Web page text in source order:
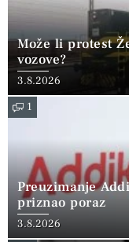
Može li protest
vozove?
3.8.2026
1
Preuzimanje
priznao poraz
3.8.2026